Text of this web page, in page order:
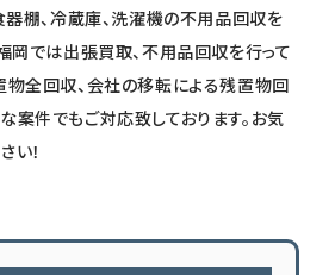
器棚、冷蔵庫、洗濯機の不用品回収を
岡では出張買取、不用品回収を行って
物全回収、会社の移転による残置物回
案件でもご対応致しております。お気
い！